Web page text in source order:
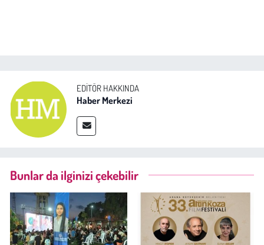
EDITÖR HAKKINDA
Haber Merkezi
Bunlar da ilginizi çekebilir